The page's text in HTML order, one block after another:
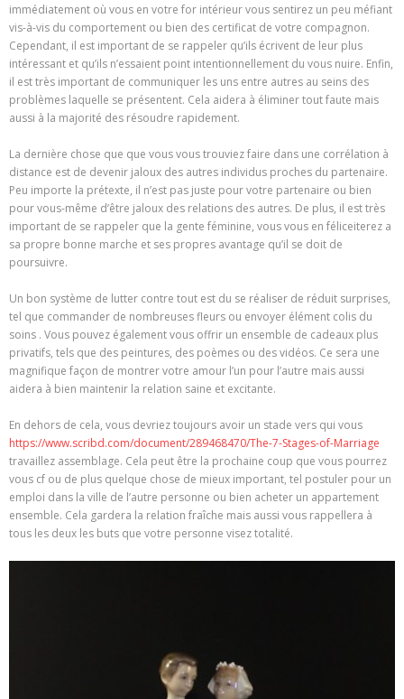
immédiatement où vous en votre for intérieur vous sentirez un peu méfiant
vis-à-vis du comportement ou bien des certificat de votre compagnon.
Cependant, il est important de se rappeler qu’ils écrivent de leur plus
intéressant et qu’ils n’essaient point intentionnellement du vous nuire. Enfin,
il est très important de communiquer les uns entre autres au seins des
problèmes laquelle se présentent. Cela aidera à éliminer tout faute mais
aussi à la majorité des résoudre rapidement.
La dernière chose que que vous vous trouviez faire dans une corrélation à
distance est de devenir jaloux des autres individus proches du partenaire.
Peu importe la prétexte, il n’est pas juste pour votre partenaire ou bien
pour vous-même d’être jaloux des relations des autres. De plus, il est très
important de se rappeler que la gente féminine, vous vous en féliceiterez a
sa propre bonne marche et ses propres avantage qu’il se doit de
poursuivre.
Un bon système de lutter contre tout est du se réaliser de réduit surprises,
tel que commander de nombreuses fleurs ou envoyer élément colis du
soins . Vous pouvez également vous offrir un ensemble de cadeaux plus
privatifs, tels que des peintures, des poèmes ou des vidéos. Ce sera une
magnifique façon de montrer votre amour l’un pour l’autre mais aussi
aidera à bien maintenir la relation saine et excitante.
En dehors de cela, vous devriez toujours avoir un stade vers qui vous
https://www.scribd.com/document/289468470/The-7-Stages-of-Marriage
travaillez assemblage. Cela peut être la prochaine coup que vous pourrez
vous cf ou de plus quelque chose de mieux important, tel postuler pour un
emploi dans la ville de l’autre personne ou bien acheter un appartement
ensemble. Cela gardera la relation fraîche mais aussi vous rappellera à
tous les deux les buts que votre personne visez totalité.